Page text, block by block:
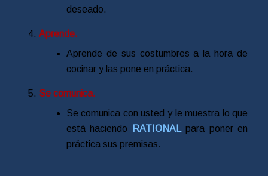
deseado.
Aprende.
Aprende de sus costumbres a la hora de
cocinar y las pone en práctica.
Se comunica.
Se comunica con usted y le muestra lo que
está haciendo
RATIONALpara poner en
práctica sus premisas.